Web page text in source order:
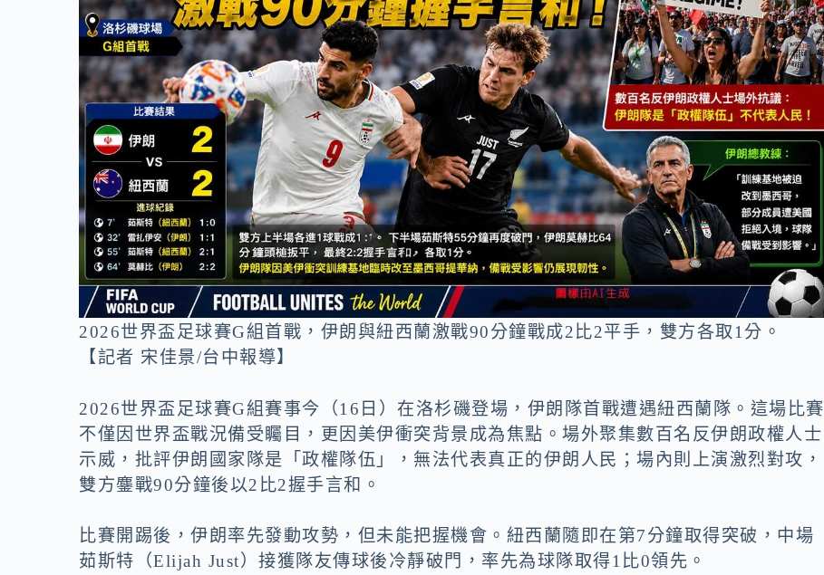
o
k
n
k
2026世界盃足球賽G組首戰，伊朗與紐西蘭激戰90分鐘戰成2比2平手，雙方各取1分。
【記者 宋佳景/台中報導】
2026世界盃足球賽G組賽事今（16日）在洛杉磯登場，伊朗隊首戰遭遇紐西蘭隊。這場比賽
不僅因世界盃戰況備受矚目，更因美伊衝突背景成為焦點。場外聚集數百名反伊朗政權人士
示威，批評伊朗國家隊是「政權隊伍」，無法代表真正的伊朗人民；場內則上演激烈對攻，
雙方鏖戰90分鐘後以2比2握手言和。
比賽開踢後，伊朗率先發動攻勢，但未能把握機會。紐西蘭隨即在第7分鐘取得突破，中場
茹斯特（Elijah Just）接獲隊友傳球後冷靜破門，率先為球隊取得1比0領先。